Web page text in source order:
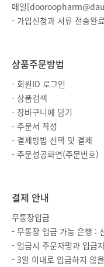
메일
- 가입신청과 서류 전송완
상품주문방법
- 회원ID 로그인
- 상품검색
- 장바구니에 담기
- 주문서 작성
- 결제방법 선택 및 결제
- 주문성공화면(주문번호)
결제 안내
무통장입금
- 무통장 입금 가능 은행 :
- 입금시 주문자명과 입금
- 3일 이내로 입금하지 않